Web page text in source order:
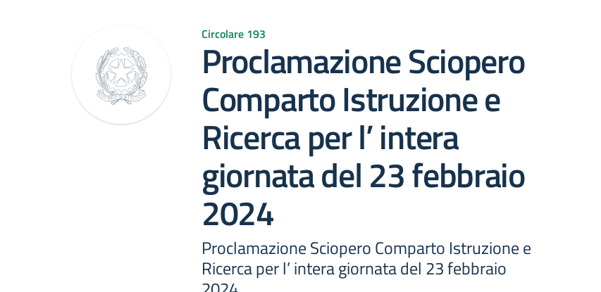
Circolare 193
Proclamazione Sciopero
Comparto Istruzione e
Ricerca per l’ intera
giornata del 23 febbraio
2024
Proclamazione Sciopero Comparto Istruzione e
Ricerca per l’ intera giornata del 23 febbraio